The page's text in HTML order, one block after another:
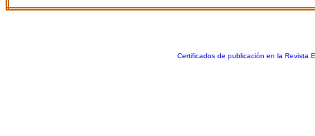
Certificados de publicación en la Revista